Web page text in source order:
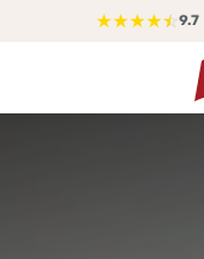
★★★★☆ 9.7